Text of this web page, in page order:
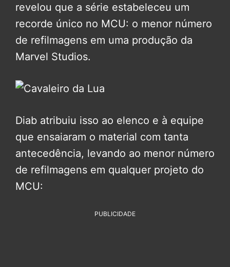
revelou que a série estabeleceu um
recorde único no MCU: o menor número
de refilmagens em uma produção da
Marvel Studios.
Diab atribuiu isso ao elenco e à equipe
que ensaiaram o material com tanta
antecedência, levando ao menor número
de refilmagens em qualquer projeto do
MCU:
PUBLICIDADE